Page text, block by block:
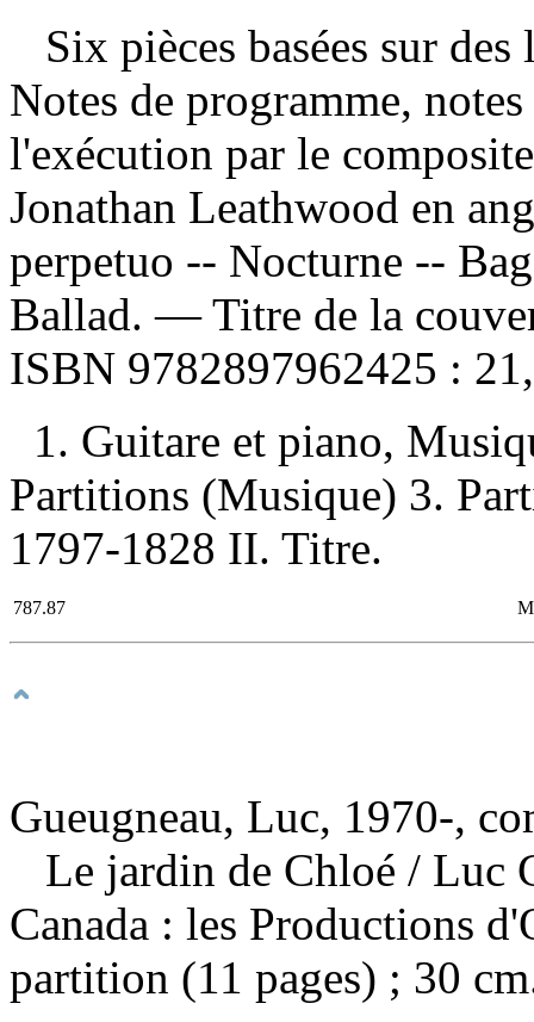
Six pièces basées sur
Notes de programme,
l'exécution par le
Jonathan Leathwood en
perpetuo -- Nocturne --
Ballad. — Titre de la
ISBN 9782897962425 :
1. Guitare et piano,
Partitions (Musique) 3.
1797-1828 II. Titre.
787.87
Gueugneau, Luc, 1970-,
Le jardin de Chloé / Luc
Canada : les Productions
partition (11 pages) ; 30